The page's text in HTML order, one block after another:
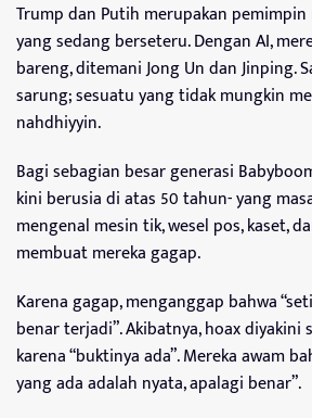
Trump dan Putih merupakan pemimpin
yang sedang berseteru. Dengan AI,
bareng, ditemani Jong Un dan Jinping.
sarung; sesuatu yang tidak mungkin
nahdhiyyin.
Bagi sebagian besar generasi
kini berusia di atas 50 tahun- yang
mengenal mesin tik, wesel pos, kaset,
membuat mereka gagap.
Karena gagap, menganggap bahwa
benar terjadi”. Akibatnya, hoax diyakini
karena “buktinya ada”. Mereka awam
yang ada adalah nyata, apalagi benar”.